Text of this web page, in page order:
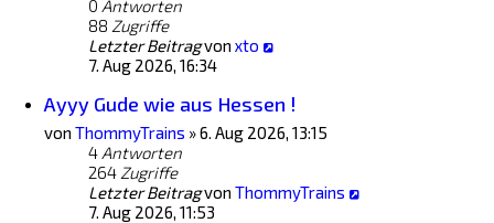
0 Antworten
88 Zugriffe
Letzter Beitragvon xto
7. Aug 2026, 16:34
Ayyy Gude wie aus Hessen !
von ThommyTrains »6. Aug 2026, 13:15
4 Antworten
264 Zugriffe
Letzter Beitragvon ThommyTrains
7. Aug 2026, 11:53